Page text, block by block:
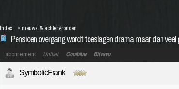
Pensioen overgang wordt toeslagen drama maar dan veel
Index » nieuws & achtergronden
abonnement Unibet Coolblue Bitvavo
SymbolicFrank